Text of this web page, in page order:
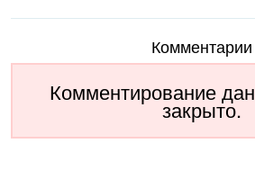
Комментарии
Комментирование
закрыто.